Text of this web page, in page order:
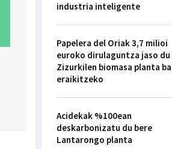
industria inteligente
Papelera del Oriak 3,7 milioi
euroko dirulaguntza jaso du
Zizurkilen biomasa planta
eraikitzeko
Acidekak %100ean
deskarbonizatu du bere
Lantarongo planta